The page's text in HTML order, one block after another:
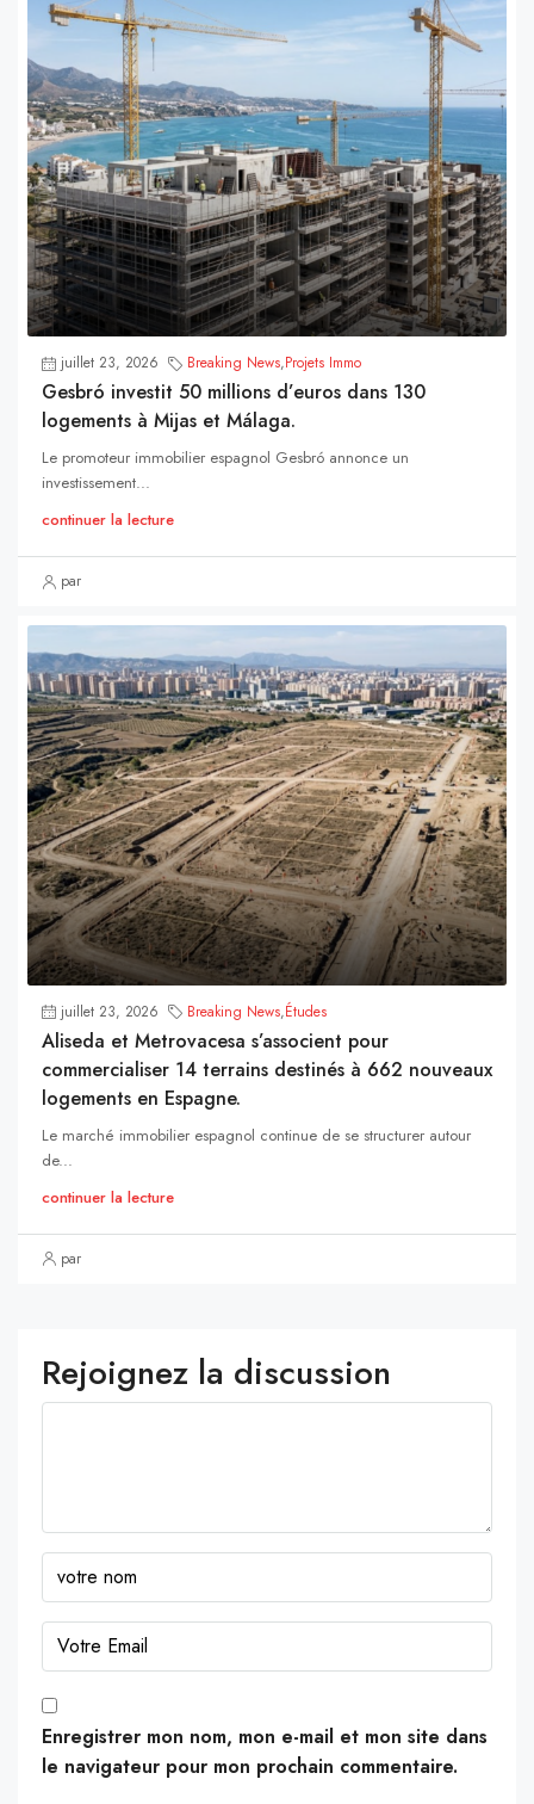
juillet 23, 2026 Breaking News,Projets Immo
Gesbró investit 50 millions d’euros dans 130
logements à Mijas et Málaga.
Le promoteur immobilier espagnol Gesbró annonce un
investissement...
continuer la lecture
par
juillet 23, 2026 Breaking News,Études
Aliseda et Metrovacesa s’associent pour
commercialiser 14 terrains destinés à 662 nouveaux
logements en Espagne.
Le marché immobilier espagnol continue de se structurer autour
de...
continuer la lecture
par
Rejoignez la discussion
Enregistrer mon nom, mon e-mail et mon site dans
le navigateur pour mon prochain commentaire.